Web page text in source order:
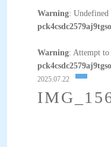
Warning:
Warning: Attempt
2025.07.22